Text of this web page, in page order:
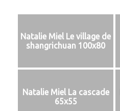
Natalie Miel Le village de
shangrichuan 100x80
Natalie Miel La cascade
65x55